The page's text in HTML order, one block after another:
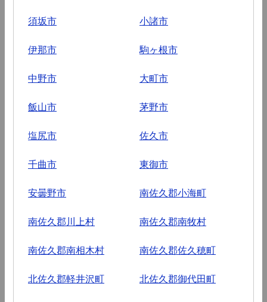
須坂市 小諸市
伊那市 駒ヶ根市
中野市 大町市
飯山市 茅野市
塩尻市 佐久市
千曲市 東御市
安曇野市 南佐久郡小海町
南佐久郡川上村 南佐久郡南牧村
南佐久郡南相木村 南佐久郡佐久穂町
北佐久郡軽井沢町 北佐久郡御代田町